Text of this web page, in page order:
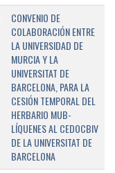
CONVENIO DE
COLABORACIÓN ENTRE
LA UNIVERSIDAD DE
MURCIA Y LA
UNIVERSITAT DE
BARCELONA, PARA LA
CESIÓN TEMPORAL DEL
HERBARIO MUB-
LÍQUENES AL CEDOCBIV
DE LA UNIVERSITAT DE
BARCELONA